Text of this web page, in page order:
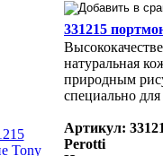
331215
натуральная
природным
специально
Артикул:
Perotti